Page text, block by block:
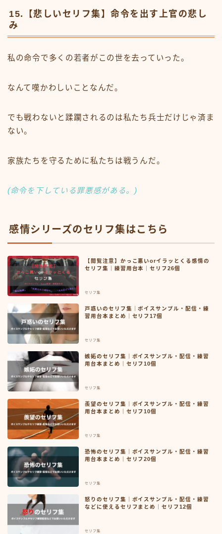
15.【悲しいセリフ集】命令を出す上官の悲し
み
私の命令で多くの若者がこの世を去っていった。
なんて嘆かわしいことなんだ。
でも戦わないと蹂躙されるのは私たち兵士だけじゃ済ま
ない。
家族たちを守るために私たちは戦うんだ。
(命令を下している罪悪感がある。)
感情シリーズのセリフ集はこちら
【閲覧注意】かっこ悪いorイラッとくる感情の
セリフ集｜練習用台本｜セリフ26個
セリフ集
戸惑いのセリフ集｜ボイスサンプル・配信・練
習用台本まとめ｜セリフ17個
セリフ集
嫉妬のセリフ集｜ボイスサンプル・配信・練習
用台本まとめ｜セリフ10個
セリフ集
羨望のセリフ集｜ボイスサンプル・配信・練習
用台本まとめ｜セリフ10個
セリフ集
恐怖のセリフ集｜ボイスサンプル・配信・練習
用台本まとめ｜セリフ20個
セリフ集
怒りのセリフ集｜ボイスサンプル・配信・練習
などに使えるセリフまとめ｜セリフ12個
セリフ集